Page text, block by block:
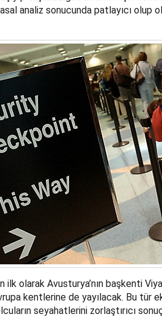
analiz sonucunda patlayıcı olup
ilk olarak Avusturya’nın başkenti
kentlerine de yayılacak. Bu tür
seyahatlerini zorlaştırıcı